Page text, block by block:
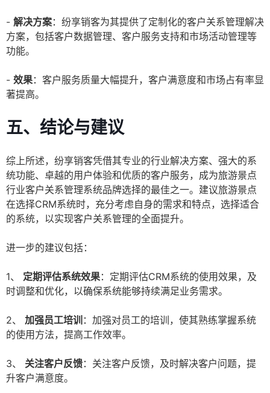
- 解决方案：纷享销客为其提供了定制化的客户关系管理解决
方案，包括客户数据管理、客户服务支持和市场活动管理等
功能。
- 效果：客户服务质量大幅提升，客户满意度和市场占有率显
著提高。
五、结论与建议
综上所述，纷享销客凭借其专业的行业解决方案、强大的系
统功能、卓越的用户体验和优质的客户服务，成为旅游景点
行业客户关系管理系统品牌选择的最佳之一。建议旅游景点
在选择CRM系统时，充分考虑自身的需求和特点，选择适合
的系统，以实现客户关系管理的全面提升。
进一步的建议包括：
1、 定期评估系统效果：定期评估CRM系统的使用效果，及
时调整和优化，以确保系统能够持续满足业务需求。
2、 加强员工培训 ：加强对员工的培训，使其熟练掌握系统
的使用方法，提高工作效率。
3、 关注客户反馈：关注客户反馈，及时解决客户问题，提
升客户满意度。